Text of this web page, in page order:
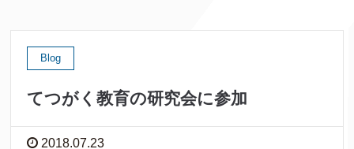
Blog
てつがく教育の研究会に参加
2018.07.23